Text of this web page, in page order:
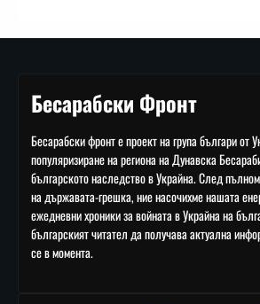
Бесарабски Фронт
Бесарабски фронт е проект на група българи от
популяризиране на региона на Дунавска
българското наследство в Украйна. След
на държавата-грешка, ние насочихме нашата
ежедневни хроники за войната в Украйна на
българският читател да получава актуална
се в момента.